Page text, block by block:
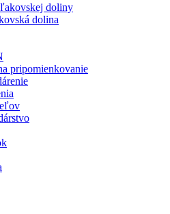
doliny
dolina
pripomienkovanie